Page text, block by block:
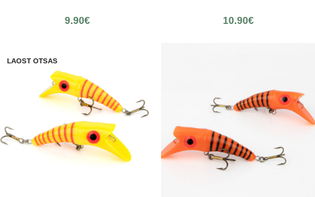
9.90€ 10.90€
LAOST OTSAS